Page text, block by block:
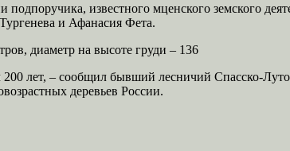
подпоручика, известного мценского земского
и Афанасия Фета.
диаметр на высоте груди – 136
лет, – сообщил бывший лесничий Спасско-
деревьев России.